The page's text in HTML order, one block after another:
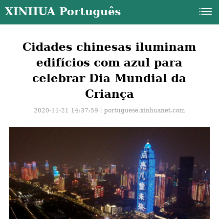
XINHUA Português
Cidades chinesas iluminam
edifícios com azul para
celebrar Dia Mundial da
Criança
2020-11-21 14:37:59丨portuguese.xinhuanet.com